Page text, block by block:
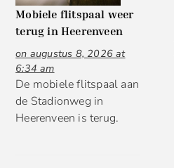
Mobiele flitspaal weer
terug in Heerenveen
on augustus 8, 2026 at
6:34 am
​​​​​​​De mobiele flitspaal aan
de Stadionweg in
Heerenveen is terug.